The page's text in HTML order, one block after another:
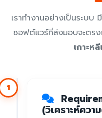
เราทำงานอย่างเป็นระบบ
ซอฟต์แวร์ที่ส่งมอบจะตร
เกาะหลี
1
(วิเคราะห์ควา